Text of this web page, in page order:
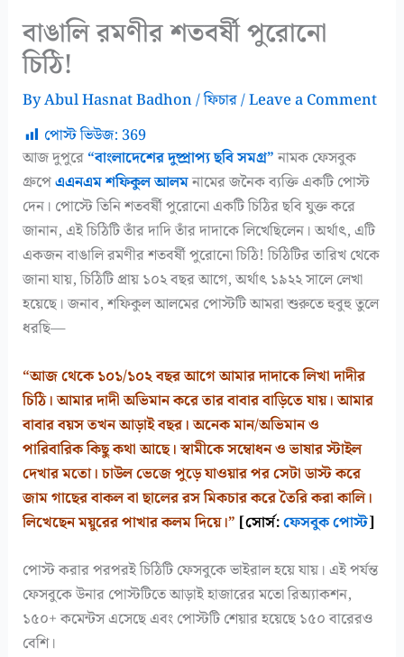
বাঙালি রমণীর শতবর্ষী পুরোনো
চিঠি!
ByAbul Hasnat Badhon/ফিচার/Leave a Comment
পোস্ট ভিউজ: 369
আজ দুপুরে“বাংলাদেশের দুষ্প্রাপ্য ছবি সমগ্র”নামক ফেসবুক
গ্রুপেএএনএম শফিকুল আলমনামের জনৈক ব্যক্তি একটি পোস্ট
দেন। পোস্টে তিনি শতবর্ষী পুরোনো একটি চিঠির ছবি যুক্ত করে
জানান, এই চিঠিটি তাঁর দাদি তাঁর দাদাকে লিখেছিলেন। অর্থাৎ, এটি
একজন বাঙালি রমণীর শতবর্ষী পুরোনো চিঠি! চিঠিটির তারিখ থেকে
জানা যায়, চিঠিটি প্রায় ১০২ বছর আগে, অর্থাৎ ১৯২২ সালে লেখা
হয়েছে। জনাব, শফিকুল আলমের পোস্টটি আমরা শুরুতে হুবুহু তুলে
ধরছি—
“আজ থেকে ১০১/১০২ বছর আগে আমার দাদাকে লিখা দাদীর
চিঠি। আমার দাদী অভিমান করে তার বাবার বাড়িতে যায়। আমার
বাবার বয়স তখন আড়াই বছর। অনেক মান/অভিমান ও
পারিবারিক কিছু কথা আছে। স্বামীকে সম্বোধন ও ভাষার স্টাইল
দেখার মতো। চাউল ভেজে পুড়ে যাওয়ার পর সেটা ডাস্ট করে
জাম গাছের বাকল বা ছালের রস মিকচার করে তৈরি করা কালি।
লিখেছেন ময়ুরের পাখার কলম দিয়ে।” [সোর্স:ফেসবুক পোস্ট]
পোস্ট করার পরপরই চিঠিটি ফেসবুকে ভাইরাল হয়ে যায়। এই পর্যন্ত
ফেসবুকে উনার পোস্টটিতে আড়াই হাজারের মতো রিঅ্যাকশন,
১৫০+ কমেন্টস এসেছে এবং পোস্টটি শেয়ার হয়েছে ১৫০ বারেরও
বেশি।